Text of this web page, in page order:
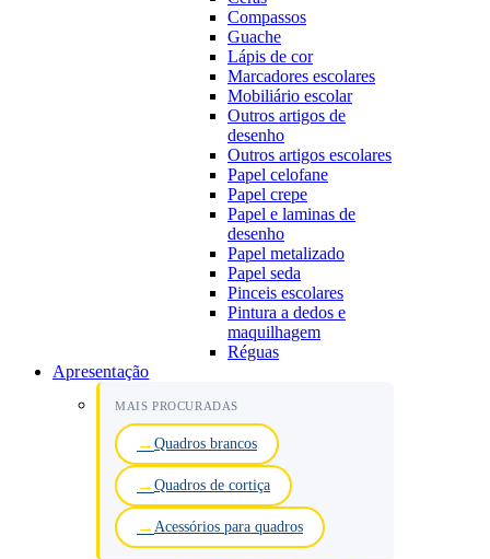
Compassos
Guache
Lápis de cor
Marcadores escolares
Mobiliário escolar
Outros artigos de
desenho
Outros artigos escolares
Papel celofane
Papel crepe
Papel e laminas de
desenho
Papel metalizado
Papel seda
Pinceis escolares
Pintura a dedos e
maquilhagem
Réguas
Apresentação
MAIS PROCURADAS
Quadros brancos
Quadros de cortiça
Acessórios para quadros